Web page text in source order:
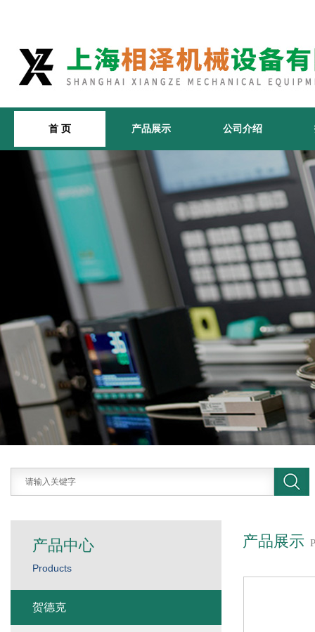
首 页 产品展示 公司介绍
产品展示
产品中心
Products
贺德克